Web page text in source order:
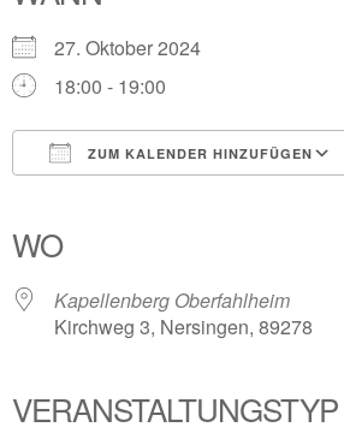
27. Oktober 2024
18:00 - 19:00
ZUM KALENDER HINZUFÜGEN
WO
Kapellenberg Oberfahlheim
Kirchweg 3, Nersingen, 89278
VERANSTALTUNGSTYP